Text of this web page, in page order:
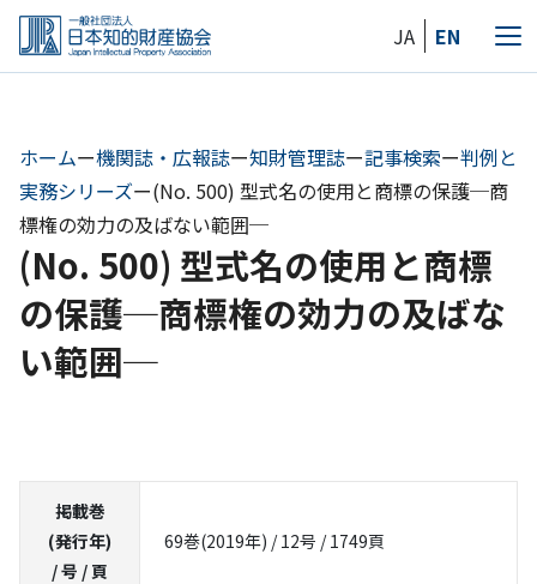
Skip
the
JA EN
メ
ー
ホームー機関誌・広報誌ー知財管理誌ー記事検索ー判例と
実務シリーズー(No. 500) 型式名の使用と商標の保護─商
標権の効力の及ばない範囲─
(No. 500) 型式名の使用と商標
の保護─商標権の効力の及ばな
い範囲─
掲載巻
(発行年)
/ 号 / 頁
69巻(2019年) / 12号 / 1749頁